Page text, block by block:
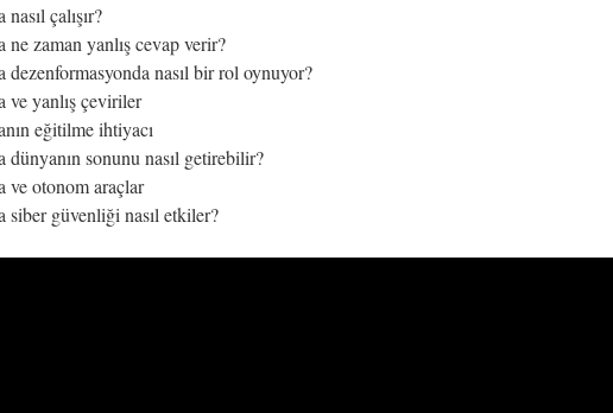
çalışır?
ne zaman yanlış cevap verir?
dezenformasyonda nasıl bir rol oynuyor?
ve yanlış çeviriler
eğitilme ihtiyacı
dünyanın sonunu nasıl getirebilir?
ve otonom araçlar
siber güvenliği nasıl etkiler?